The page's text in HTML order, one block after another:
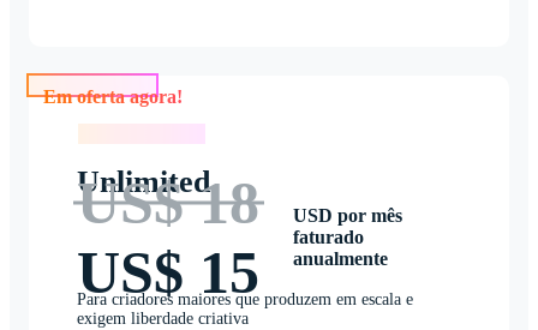
Unlimited
US$ 18
US$ 15
USD por mês
faturado
anualmente
Para criadores maiores que produzem em escala e
exigem liberdade criativa